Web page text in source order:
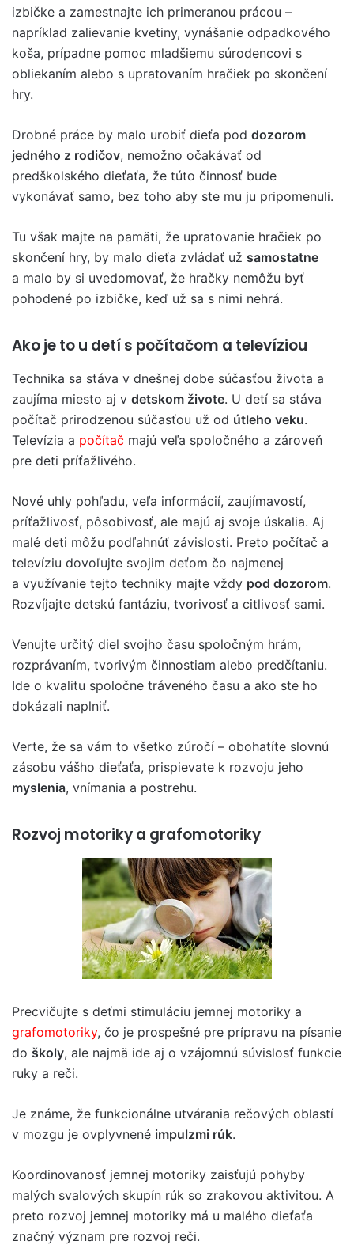
izbičke a zamestnajte ich primeranou prácou –
napríklad zalievanie kvetiny, vynášanie odpadkového
koša, prípadne pomoc mladšiemu súrodencovi s
obliekaním alebo s upratovaním hračiek po skončení
hry.
Drobné práce by malo urobiť dieťa pod dozorom
jedného z rodičov, nemožno očakávať od
predškolského dieťaťa, že túto činnosť bude
vykonávať samo, bez toho aby ste mu ju pripomenuli.
Tu však majte na pamäti, že upratovanie hračiek po
skončení hry, by malo dieťa zvládať už samostatne
a malo by si uvedomovať, že hračky nemôžu byť
pohodené po izbičke, keď už sa s nimi nehrá.
Ako je to u detí s počítačom a televíziou
Technika sa stáva v dnešnej dobe súčasťou života a
zaujíma miesto aj v detskom živote. U detí sa stáva
počítač prirodzenou súčasťou už od útleho veku.
Televízia a počítač majú veľa spoločného a zároveň
pre deti príťažlivého.
Nové uhly pohľadu, veľa informácií, zaujímavostí,
príťažlivosť, pôsobivosť, ale majú aj svoje úskalia. Aj
malé deti môžu podľahnúť závislosti. Preto počítač a
televíziu dovoľujte svojim deťom čo najmenej
a využívanie tejto techniky majte vždy pod dozorom.
Rozvíjajte detskú fantáziu, tvorivosť a citlivosť sami.
Venujte určitý diel svojho času spoločným hrám,
rozprávaním, tvorivým činnostiam alebo predčítaniu.
Ide o kvalitu spoločne tráveného času a ako ste ho
dokázali naplniť.
Verte, že sa vám to všetko zúročí – obohatíte slovnú
zásobu vášho dieťaťa, prispievate k rozvoju jeho
myslenia, vnímania a postrehu.
Rozvoj motoriky a grafomotoriky
Precvičujte s deťmi stimuláciu jemnej motoriky a
grafomotoriky, čo je prospešné pre prípravu na písanie
do školy, ale najmä ide aj o vzájomnú súvislosť funkcie
ruky a reči.
Je známe, že funkcionálne utvárania rečových oblastí
v mozgu je ovplyvnené impulzmi rúk.
Koordinovanosť jemnej motoriky zaisťujú pohyby
malých svalových skupín rúk so zrakovou aktivitou. A
preto rozvoj jemnej motoriky má u malého dieťaťa
značný význam pre rozvoj reči.